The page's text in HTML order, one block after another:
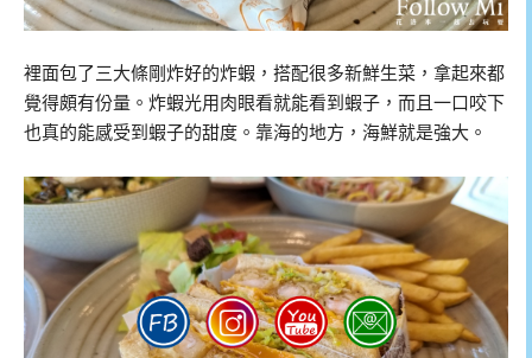
裡面包了三大條剛炸好的炸蝦，搭配很多新鮮生菜，拿起來都
覺得頗有份量。炸蝦光用肉眼看就能看到蝦子，而且一口咬下
也真的能感受到蝦子的甜度。靠海的地方，海鮮就是強大。